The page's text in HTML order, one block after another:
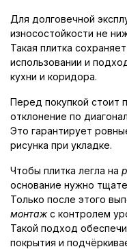
Для долговечной
износостойкости не
Такая плитка
использовании и
кухни и коридора.
Перед покупкой стоит
отклонение по
Это гарантирует
рисунка при укладке.
Чтобы плитка легла на
основание нужно
Только после этого
монтажс контролем
Такой подход
покрытия и